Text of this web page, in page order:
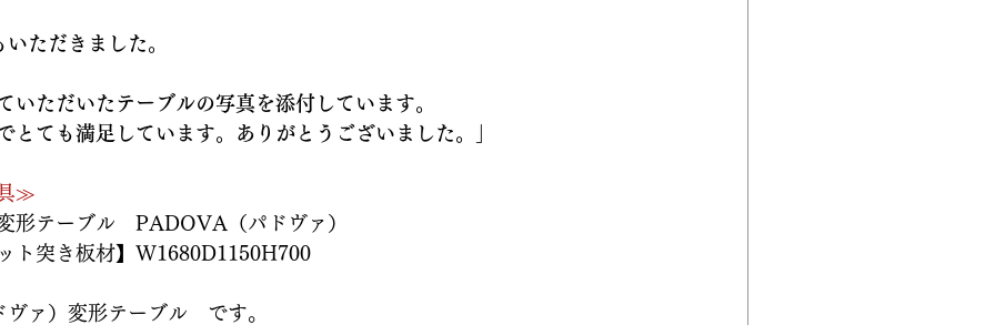
ただきました。
いただいたテーブルの写真を添付しています。
ても満足しています。ありがとうございました。」
≫
形テーブル　PADOVA（パドヴァ）
ト突き板材】W1680D1150H700
ァ）変形テーブル　です。